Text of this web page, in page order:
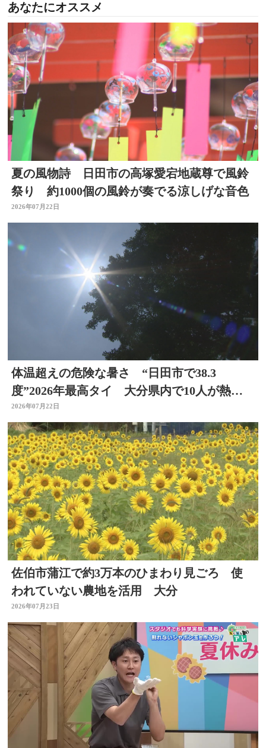
あなたにオススメ
夏の風物詩 日田市の高塚愛宕地蔵尊で風鈴
祭り 約1000個の風鈴が奏でる涼しげな音色
2026年07月22日
体温超えの危険な暑さ “日田市で38.3
度”2026年最高タイ 大分県内で10人が熱中
症疑いで搬送
2026年07月22日
佐伯市蒲江で約3万本のひまわり見ごろ 使
われていない農地を活用 大分
2026年07月23日